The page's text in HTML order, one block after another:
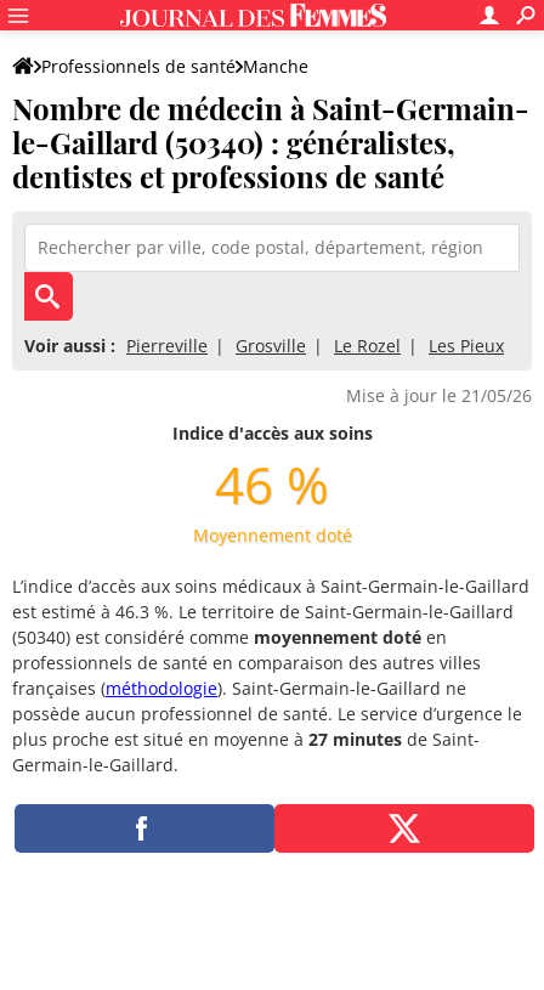
Professionnels de santé Manche
Saint-Germain-le-Gaillard
Nombre de médecin à Saint-Germain-
le-Gaillard (50340) : généralistes,
dentistes et professions de santé
Voir aussi : Pierreville Grosville Le Rozel Les Pieux
Mise à jour le 21/05/26
Indice d'accès aux soins
46 %
Moyennement doté
L’indice d’accès aux soins médicaux à Saint-Germain-le-Gaillard
est estimé à 46.3 %. Le territoire de Saint-Germain-le-Gaillard
(50340) est considéré comme moyennement doté en
professionnels de santé en comparaison des autres villes
françaises (méthodologie). Saint-Germain-le-Gaillard ne
possède aucun professionnel de santé. Le service d’urgence le
plus proche est situé en moyenne à 27 minutes de Saint-
Germain-le-Gaillard.